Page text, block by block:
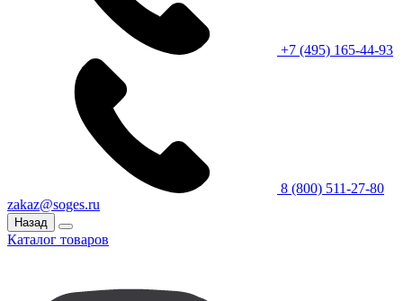
+7 (495) 165-44-93
8 (800) 511-27-80
zakaz@soges.ru
Назад
Каталог товаров